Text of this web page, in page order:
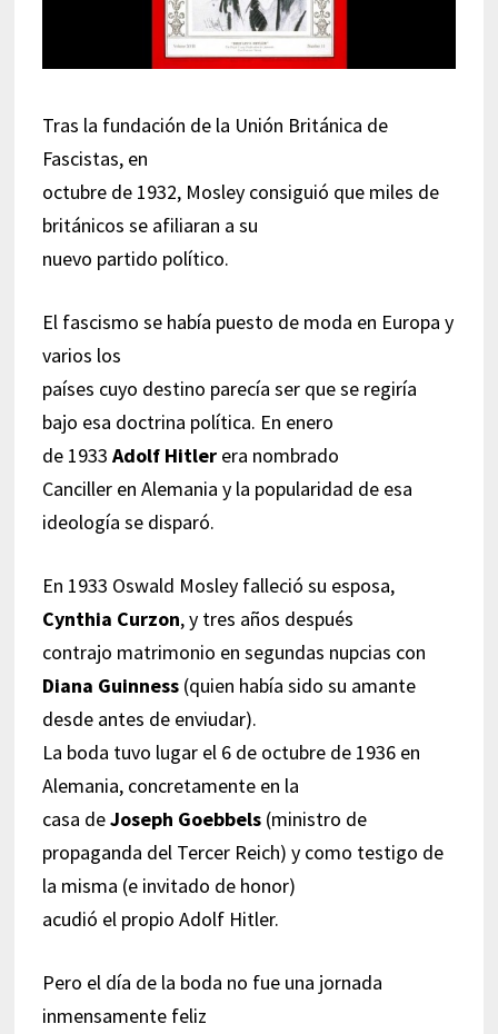
Tras la fundación de la Unión Británica de
Fascistas, en
octubre de 1932, Mosley consiguió que miles de
británicos se afiliaran a su
nuevo partido político.
El fascismo se había puesto de moda en Europa y
varios los
países cuyo destino parecía ser que se regiría
bajo esa doctrina política. En enero
de 1933 Adolf Hitlerera nombrado
Canciller en Alemania y la popularidad de esa
ideología se disparó.
En 1933 Oswald Mosley falleció su esposa,
Cynthia Curzon, y tres años después
contrajo matrimonio en segundas nupcias con
Diana Guinness(quien había sido su amante
desde antes de enviudar).
La boda tuvo lugar el 6 de octubre de 1936 en
Alemania, concretamente en la
casa deJoseph Goebbels(ministro de
propaganda del Tercer Reich) y como testigo de
la misma (e invitado de honor)
acudió el propio Adolf Hitler.
Pero el día de la boda no fue una jornada
inmensamente feliz